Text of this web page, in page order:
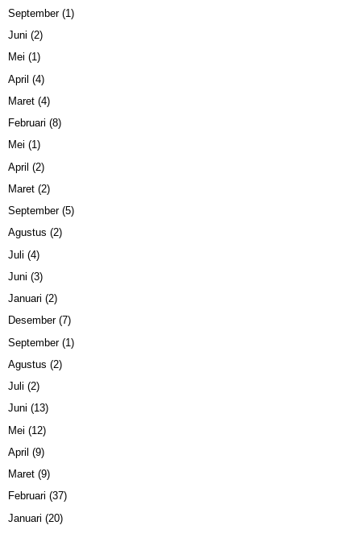
September(1)
Juni (2)
Mei (1)
April (4)
Maret (4)
Februari (8)
Mei (1)
April (2)
Maret (2)
September(5)
Agustus (2)
Juli (4)
Juni (3)
Januari (2)
Desember(7)
September(1)
Agustus (2)
Juli (2)
Juni (13)
Mei (12)
April (9)
Maret (9)
Februari (37)
Januari (20)